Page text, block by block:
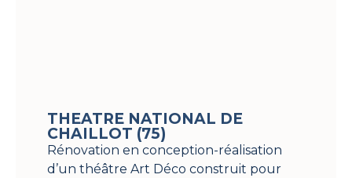
THEATRE NATIONAL DE
CHAILLOT (75)
Rénovation en conception-réalisation
d’un théâtre Art Déco construit pour